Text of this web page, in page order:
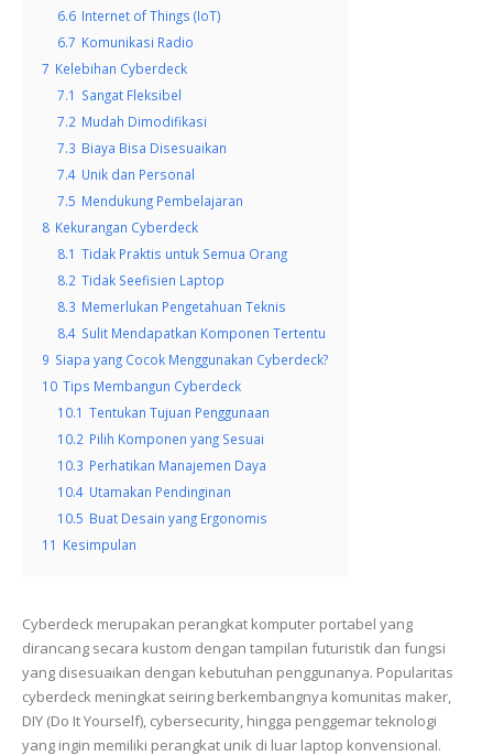
6.6 Internet of Things (IoT)
6.7 Komunikasi Radio
7 Kelebihan Cyberdeck
7.1 Sangat Fleksibel
7.2 Mudah Dimodifikasi
7.3 Biaya Bisa Disesuaikan
7.4 Unik dan Personal
7.5 Mendukung Pembelajaran
8 Kekurangan Cyberdeck
8.1 Tidak Praktis untuk Semua Orang
8.2 Tidak Seefisien Laptop
8.3 Memerlukan Pengetahuan Teknis
8.4 Sulit Mendapatkan Komponen Tertentu
9 Siapa yang Cocok Menggunakan Cyberdeck?
10 Tips Membangun Cyberdeck
10.1 Tentukan Tujuan Penggunaan
10.2 Pilih Komponen yang Sesuai
10.3 Perhatikan Manajemen Daya
10.4 Utamakan Pendinginan
10.5 Buat Desain yang Ergonomis
11 Kesimpulan
Cyberdeck merupakan perangkat komputer portabel yang
dirancang secara kustom dengan tampilan futuristik dan fungsi
yang disesuaikan dengan kebutuhan penggunanya. Popularitas
cyberdeck meningkat seiring berkembangnya komunitas maker,
DIY (Do It Yourself), cybersecurity, hingga penggemar teknologi
yang ingin memiliki perangkat unik di luar laptop konvensional.